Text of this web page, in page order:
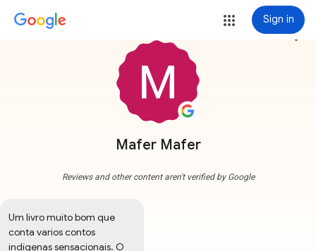
Sign in
Mafer Mafer
more_vert
Reviews and other content aren't verified by Google
Um livro muito bom que
conta varios contos
indígenas sensacionais. O